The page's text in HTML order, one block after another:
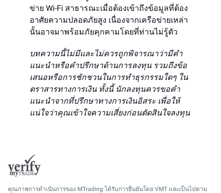
ข่าย Wi-Fi สาธารณะเมื่อต้องเข้าถึงข้อมูลที่ต้อง
อาศัยความปลอดภัยสูง เนื่องจากเครือข่ายเหล่า
นั้นอาจมาพร้อมภัยคุกคามโดยที่ท่านไม่รู้ตัว
บทความนี้ไม่มีและไม่ควรถูกพิจารณาว่ามีคำ
แนะนำหรือคำปรึกษาด้านการลงทุน รวมถึงข้อ
เสนอหรือการชักชวนในการทำธุรกรรมใดๆ ใน
ตราสารทางการเงิน ทั้งนี้ นักลงทุนควรขอคำ
แนะนำจากที่ปรึกษาทางการเงินอิสระ เพื่อให้
แน่ใจว่าคุณเข้าใจความเสี่ยงก่อนตัดสินใจลงทุน
คุณภาพการดำเนินการของ MTrading ได้รับการยืนยันโดย VMT และเป็นไปตาม